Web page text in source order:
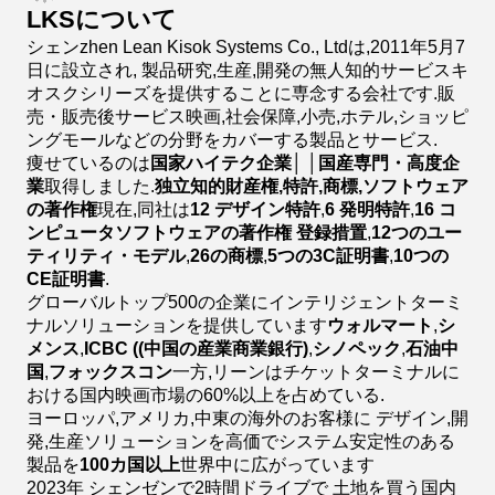
LKSについて
シェンzhen Lean Kisok Systems Co., Ltdは,2011年5月7
日に設立され, 製品研究,生産,開発の無人知的サービスキ
オスクシリーズを提供することに専念する会社です.販
売・販売後サービス映画,社会保障,小売,ホテル,ショッピ
ングモールなどの分野をカバーする製品とサービス.
痩せているのは 国家ハイテク企業
国産専門・高度企
業取得しました.独立知的財産権,特許,商標,ソフトウェア
の著作権現在,同社は12 デザイン特許,6 発明特許,16 コ
ンピュータソフトウェアの著作権 登録措置,12つのユー
ティリティ・モデル,26の商標,5つの3C証明書,10つの
CE証明書.
グローバルトップ500の企業にインテリジェントターミ
ナルソリューションを提供していますウォルマート ,シ
メンス, ICBC ((中国の産業商業銀行),シノペック,石油中
国,フォックスコン一方,リーンはチケットターミナルに
おける国内映画市場の60%以上を占めている.
ヨーロッパ,アメリカ,中東の海外のお客様に デザイン,開
発,生産ソリューションを高価でシステム安定性のある
製品を100カ国以上世界中に広がっています
2023年 シェンゼンで2時間ドライブで 土地を買う国内